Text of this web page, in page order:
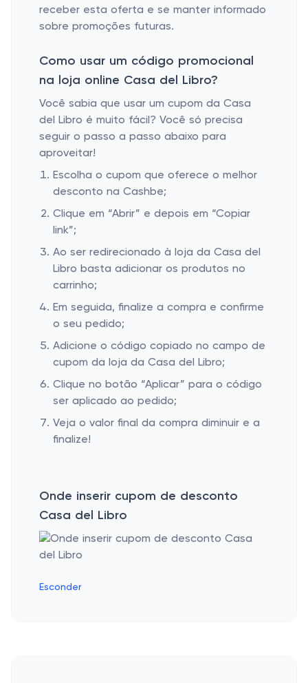
receber esta oferta e se manter informado
sobre promoções futuras.
Como usar um código promocional
na loja online Casa del Libro?
Você sabia que usar um cupom da Casa
del Libro é muito fácil? Você só precisa
seguir o passo a passo abaixo para
aproveitar!
Escolha o cupom que oferece o melhor
desconto na Cashbe;
Clique em “Abrir” e depois em “Copiar
link”;
Ao ser redirecionado à loja da Casa del
Libro basta adicionar os produtos no
carrinho;
Em seguida, finalize a compra e confirme
o seu pedido;
Adicione o código copiado no campo de
cupom da loja da Casa del Libro;
Clique no botão “Aplicar” para o código
ser aplicado ao pedido;
Veja o valor final da compra diminuir e a
finalize!
Onde inserir cupom de desconto
Casa del Libro
Esconder